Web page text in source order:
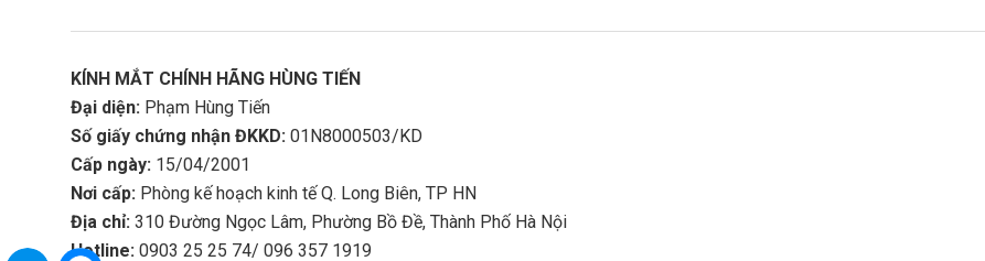
KÍNH MẮT CHÍNH HÃNG HÙNG TIẾN
Đại diện:Phạm Hùng Tiến
Số giấy chứng nhận ĐKKD: 01N8000503/KD
Cấp ngày:15/04/2001
Nơi cấp: Phòng kế hoạch kinh tế Q. Long Biên, TP HN
Địa chỉ:310 Đường Ngọc Lâm, Phường Bồ Đề, Thành Phố Hà Nội
Hotline:0903 25 25 74/ 096 357 1919